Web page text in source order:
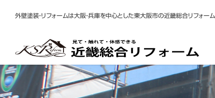
外壁塗装・リフォームは大阪・兵庫を中心とした東大阪市の近畿総合リフォーム